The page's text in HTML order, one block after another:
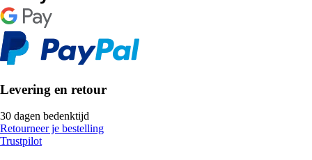
Levering en retour
30 dagen bedenktijd
Retourneer je bestelling
Trustpilot